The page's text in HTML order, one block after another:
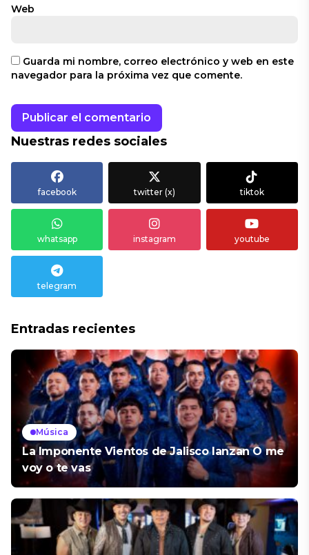
Web
Guarda mi nombre, correo electrónico y web en este
navegador para la próxima vez que comente.
Nuestras redes sociales
facebook twitter (x) tiktok
whatsapp instagram youtube
telegram
Entradas recientes
Música
La Imponente Vientos de Jalisco lanzan O me
voy o te vas